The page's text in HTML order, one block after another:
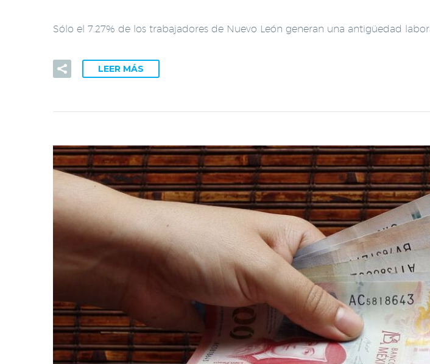
Sólo el 7.27% de los trabajadores de Nuevo León generan una antigüedad
LEER MÁS